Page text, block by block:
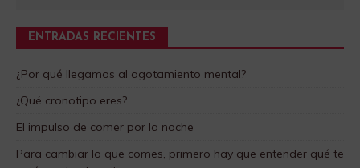
ENTRADAS RECIENTES
¿Por qué llegamos al agotamiento mental?
¿Qué cronotipo eres?
El impulso de comer por la noche
Para cambiar lo que comes, primero hay que entender qué te